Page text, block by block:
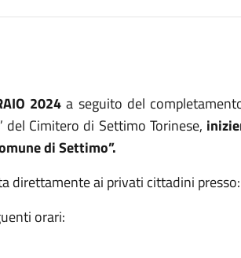
2024a seguito del
Cimitero di Settimo Torinese,
di Settimo”.
direttamente ai privati cittadini presso:
orari: